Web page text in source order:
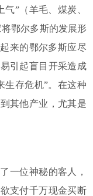
”（羊毛、煤炭、
鄂尔多斯的发展形
来的鄂尔多斯应尽
引起盲目开采造成
生存危机”。在这种
其他产业，尤其是
一位神秘的客人，
支付千万现金买断